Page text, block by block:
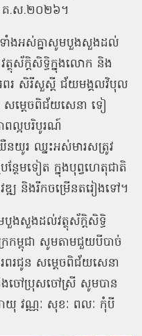
គ.ស.២០២៦។
ទាំងអស់គ្នាសូមបួងសួងដល់
ថុស័ក្ដិសិទ្ធិក្នុងលោក និង
រពរ សិរីសួស្ដី ជ័យមង្គលវិបុល
សម្ដេចពិជ័យសេនា ទៀ
ល្អបរិបូរណ៍
យុយឺនយូរ ឈ្នះអស់មារសត្រូវ
ែមទៀត ក្នុងបុព្វហេតុជាតិ
ឍ និងរីកចម្រើនតរៀងទៅ។
បួងសួងដល់វត្ថុស័ក្តិសិទ្ធិ
ក្រកម្ពុជា សូមតាមជួយបីបាច់
រពរជូន សម្ដេចពិជ័យសេនា
ងចៅប្រុសចៅស្រី សូមបាន
ាយុ វណ្ណៈ សុខៈ ពលៈ កុំបី